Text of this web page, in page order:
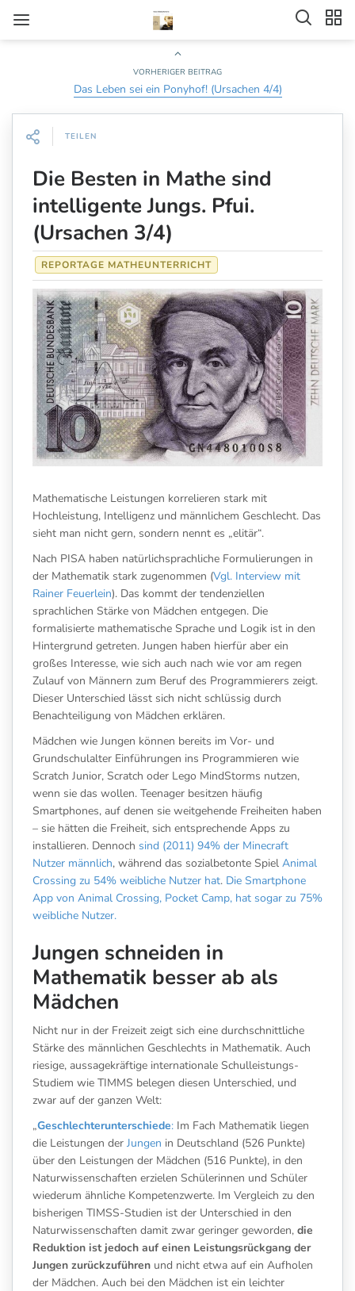
VORHERIGER BEITRAG
Das Leben sei ein Ponyhof! (Ursachen 4/4)
TEILEN
Die Besten in Mathe sind
intelligente Jungs. Pfui.
(Ursachen 3/4)
REPORTAGE MATHEUNTERRICHT
Mathematische Leistungen korrelieren stark mit
Hochleistung, Intelligenz und männlichem Geschlecht. Das
sieht man nicht gern, sondern nennt es „elitär“.
Nach PISA haben natürlichsprachliche Formulierungen in
der Mathematik stark zugenommen (Vgl. Interview mit
Rainer Feuerlein). Das kommt der tendenziellen
sprachlichen Stärke von Mädchen entgegen. Die
formalisierte mathematische Sprache und Logik ist in den
Hintergrund getreten. Jungen haben hierfür aber ein
großes Interesse, wie sich auch nach wie vor am regen
Zulauf von Männern zum Beruf des Programmierers zeigt.
Dieser Unterschied lässt sich nicht schlüssig durch
Benachteiligung von Mädchen erklären.
Mädchen wie Jungen können bereits im Vor- und
Grundschulalter Einführungen ins Programmieren wie
Scratch Junior, Scratch oder Lego MindStorms nutzen,
wenn sie das wollen. Teenager besitzen häufig
Smartphones, auf denen sie weitgehende Freiheiten haben
– sie hätten die Freiheit, sich entsprechende Apps zu
installieren. Dennoch sind (2011) 94% der Minecraft
Nutzer männlich, während das sozialbetonte Spiel Animal
Crossing zu 54% weibliche Nutzer hat. Die Smartphone
App von Animal Crossing, Pocket Camp, hat sogar zu 75%
weibliche Nutzer.
Jungen schneiden in
Mathematik besser ab als
Mädchen
Nicht nur in der Freizeit zeigt sich eine durchschnittliche
Stärke des männlichen Geschlechts in Mathematik. Auch
riesige, aussagekräftige internationale Schulleistungs-
Studiem wie TIMMS belegen diesen Unterschied, und
zwar auf der ganzen Welt:
„Geschlechterunterschiede: Im Fach Mathematik liegen
die Leistungen der Jungen in Deutschland (526 Punkte)
über den Leistungen der Mädchen (516 Punkte), in den
Naturwissenschaften erzielen Schülerinnen und Schüler
wiederum ähnliche Kompetenzwerte. Im Vergleich zu den
bisherigen TIMSS-Studien ist der Unterschied in den
Naturwissenschaften damit zwar geringer geworden, die
Reduktion ist jedoch auf einen Leistungsrückgang der
Jungen zurückzuführen und nicht etwa auf ein Aufholen
der Mädchen. Auch bei den Mädchen ist ein leichter